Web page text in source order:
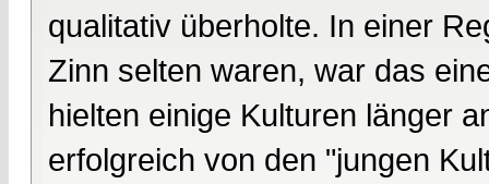
qualitativ überholte. In einer
Zinn selten waren, war das
hielten einige Kulturen länger
erfolgreich von den "jungen